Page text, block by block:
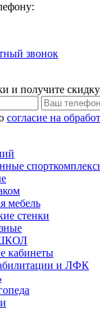
звонок
и получите
согласие на
мебель
стенки
кабинеты
и ЛФК